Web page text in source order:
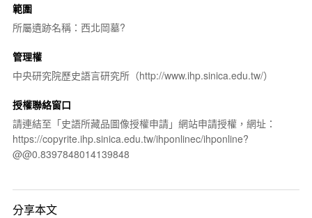
範圍
所屬遺跡名稱：西北岡墓?
管理權
中央研究院歷史語言研究所（http://www.ihp.sinica.edu.tw/）
授權聯絡窗口
請連結至「史語所藏品圖像授權申請」網站申請授權，網址：
https://copyrite.ihp.sinica.edu.tw/ihponlinec/ihponline?
@@0.8397848014139848
分享本文